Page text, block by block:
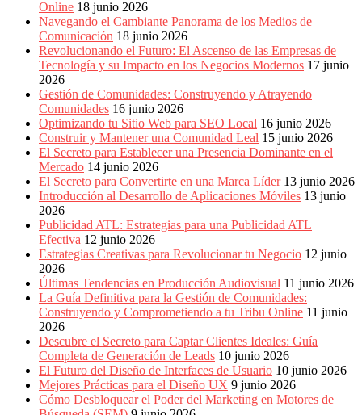
Online 18 junio 2026
Navegando el Cambiante Panorama de los Medios de
Comunicación 18 junio 2026
Revolucionando el Futuro: El Ascenso de las Empresas de
Tecnología y su Impacto en los Negocios Modernos 17 junio
2026
Gestión de Comunidades: Construyendo y Atrayendo
Comunidades 16 junio 2026
Optimizando tu Sitio Web para SEO Local 16 junio 2026
Construir y Mantener una Comunidad Leal 15 junio 2026
El Secreto para Establecer una Presencia Dominante en el
Mercado 14 junio 2026
El Secreto para Convertirte en una Marca Líder 13 junio 2026
Introducción al Desarrollo de Aplicaciones Móviles 13 junio
2026
Publicidad ATL: Estrategias para una Publicidad ATL
Efectiva 12 junio 2026
Estrategias Creativas para Revolucionar tu Negocio 12 junio
2026
Últimas Tendencias en Producción Audiovisual 11 junio 2026
La Guía Definitiva para la Gestión de Comunidades:
Construyendo y Comprometiendo a tu Tribu Online 11 junio
2026
Descubre el Secreto para Captar Clientes Ideales: Guía
Completa de Generación de Leads 10 junio 2026
El Futuro del Diseño de Interfaces de Usuario 10 junio 2026
Mejores Prácticas para el Diseño UX 9 junio 2026
Cómo Desbloquear el Poder del Marketing en Motores de